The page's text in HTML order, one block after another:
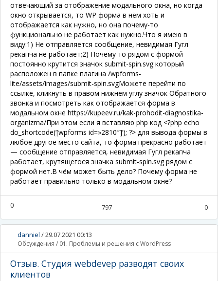
отвечающий за отображение модального окна, но когда
окно открывается, то WP форма в нём хоть и
отображается как нужно, но она почему-то
функционально не работает как нужно.Что я имею в
виду:1) Не отправляется сообщение, невидимая Гугл
рекапча не работает;2) Почему то рядом с формой
постоянно крутится значок submit-spin.svg который
расположен в папке плагина /wpforms-
lite/assets/images/submit-spin.svgМожете перейти по
ссылке, кликнуть в правом нижнем углу значок Обратного
звонка и посмотреть как отображается форма в
модальном окне https://kupeev.ru/kak-prohodit-diagnostika-
organizma/При этом если я вставляю php код <?php echo
do_shortcode(‘[wpforms id=»2810″]’); ?> для вывода формы в
любое другое место сайта, то форма прекрасно работает
— сообщение отправляется, невидимая Гугл рекапча
работает, крутящегося значка submit-spin.svg рядом с
формой нет.В чём может быть дело? Почему форма не
работает правильно только в модальном окне?
0 797 0
danniel /29.07.2021 00:13
Обсуждения / 01. Проблемы и решения с WordPress
Отзыв. Студия webdevep разводят своих
клиентов